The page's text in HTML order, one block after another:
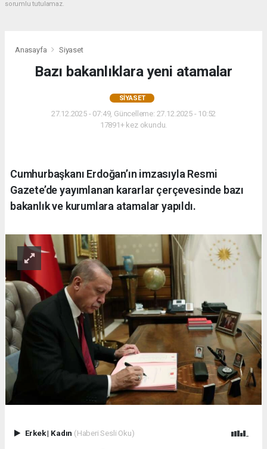
sorumlu tutulamaz.
Anasayfa Siyaset
Bazı bakanlıklara yeni atamalar
SIYASET
27.12.2025 - 07:49, Güncelleme: 27.12.2025 - 10:52
17891+ kez okundu.
Cumhurbaşkanı Erdoğan’ın imzasıyla Resmi
Gazete’de yayımlanan kararlar çerçevesinde bazı
bakanlık ve kurumlara atamalar yapıldı.
Erkek| Kadın (Haberi Sesli Oku)